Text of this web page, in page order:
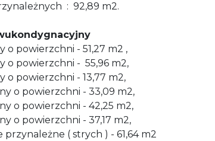
: 92,89 m2.
o powierzchni - 51,27 m2 ,
o powierzchni - 55,96 m2,
o powierzchni - 13,77 m2,
o powierzchni - 33,09 m2,
o powierzchni - 42,25 m2,
o powierzchni - 37,17 m2,
przynależne ( strych ) - 61,64 m2